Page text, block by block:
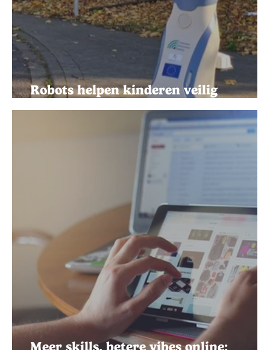
Robots helpen kinderen veilig
oversteken in Asse
Meer skills, betere vibes online: